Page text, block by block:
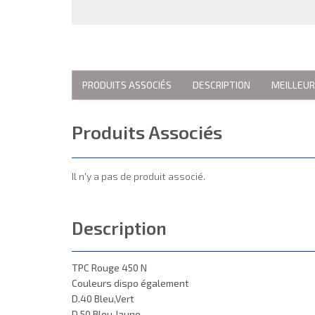
PRODUITS ASSOCIÉS DESCRIPTION
Produits Associés
Il n'y a pas de produit associé.
Description
TPC Rouge 450 N
Couleurs dispo également
D.40 Bleu,Vert